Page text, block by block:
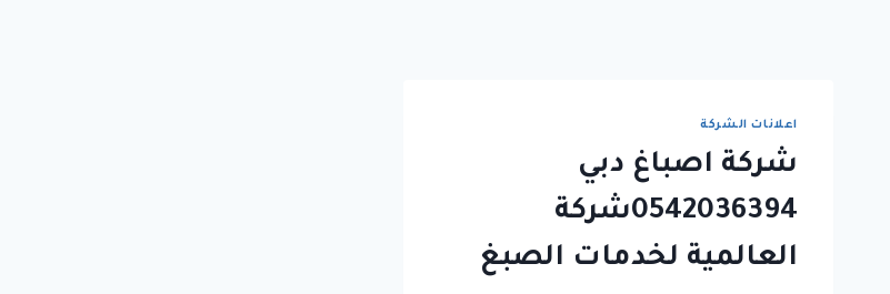
اعلانات الشركة
شركة اصباغ دبي
0542036394شركة
العالمية لخدمات الصبغ